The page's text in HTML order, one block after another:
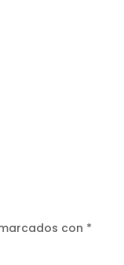
con *